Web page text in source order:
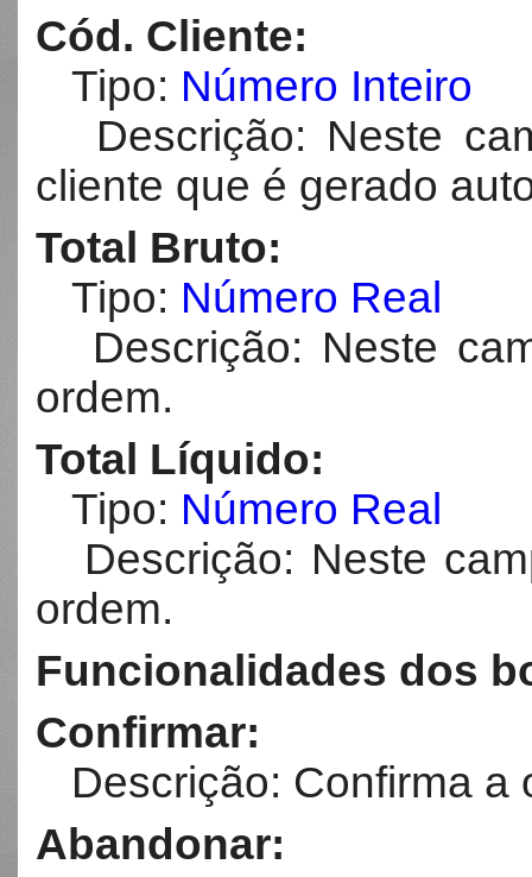
Cód. Cliente:
Tipo: Número Inteiro
Descrição: Neste
cliente que é gerado
Total Bruto:
Tipo: Número Real
Descrição: Neste
ordem.
Total Líquido:
Tipo: Número Real
Descrição: Neste
ordem.
Funcionalidades dos
Confirmar:
Descrição: Confirma a
Abandonar: